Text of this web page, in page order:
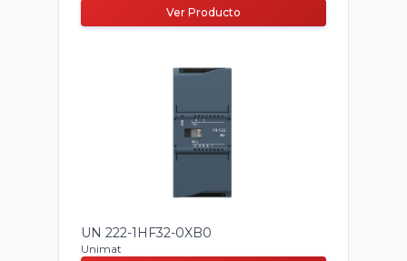
Ver Producto
UN 222-1HF32-0XB0
Unimat